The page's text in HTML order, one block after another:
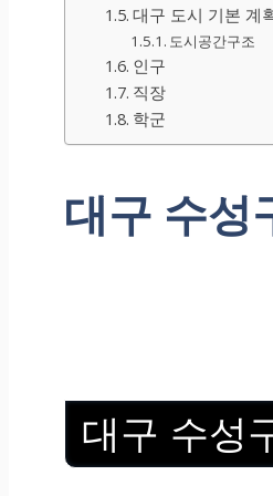
대구 도시 기본 계
도시공간구조
인구
직장
학군
대구 수성
대구 수성